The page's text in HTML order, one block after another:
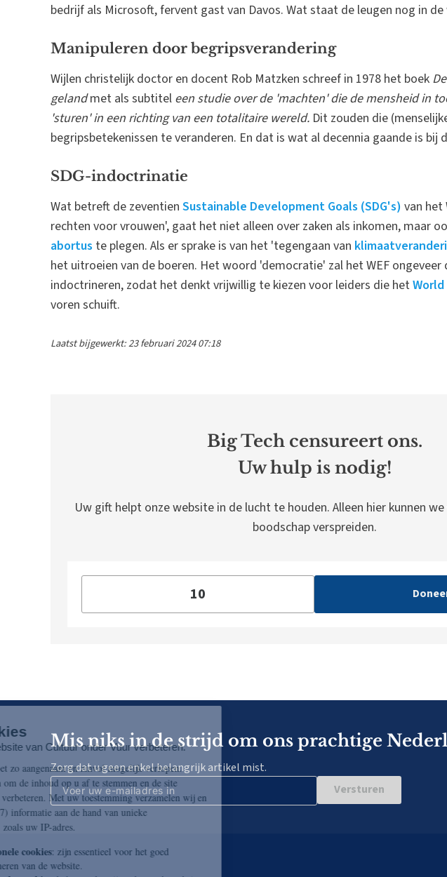
bedrijf als Microsoft, fervent gast van Davos. Wat staat de leugen nog in de
Manipuleren door begripsverandering
Wijlen christelijk doctor en docent Rob Matzken schreef in 1978 het boek
gelandmet als subtitel een studie over de 'machten' die de mensheid in
'sturen' in een richting van een totalitaire wereld. Dit zouden die
begripsbetekenissen te veranderen. En dat is wat al decennia gaande is bij
SDG-indoctrinatie
Wat betreft de zeventien Sustainable Development Goals (SDG's) van het
rechten voor vrouwen', gaat het niet alleen over zaken als inkomen, maar
abortus te plegen. Als er sprake is van het 'tegengaan van
het uitroeien van de boeren. Het woord 'democratie' zal het WEF ongeveer
indoctrineren, zodat het denkt vrijwillig te kiezen voor leiders die het
voren schuift.
Laatst bijgewerkt: 23 februari 2024 07:18
Big Tech censureert ons.
Uw hulp is nodig!
Uw gift helpt onze website in de lucht te houden. Alleen hier kunnen
boodschap verspreiden.
Mis niks in de strijd om ons prachtige
Zorg dat u geen enkel belangrijk artikel mist.
Versturen